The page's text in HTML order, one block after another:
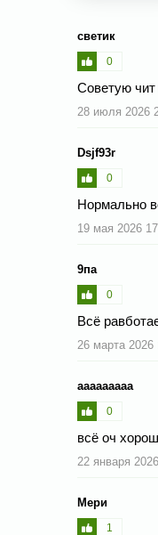
светик
0
Советую
28 июля 2026
Dsjf93r
0
Нормально
19 мая 2026
9па
0
Всё
26 марта 2026
ааааааааа
0
всё оч
22 января
Мери
1